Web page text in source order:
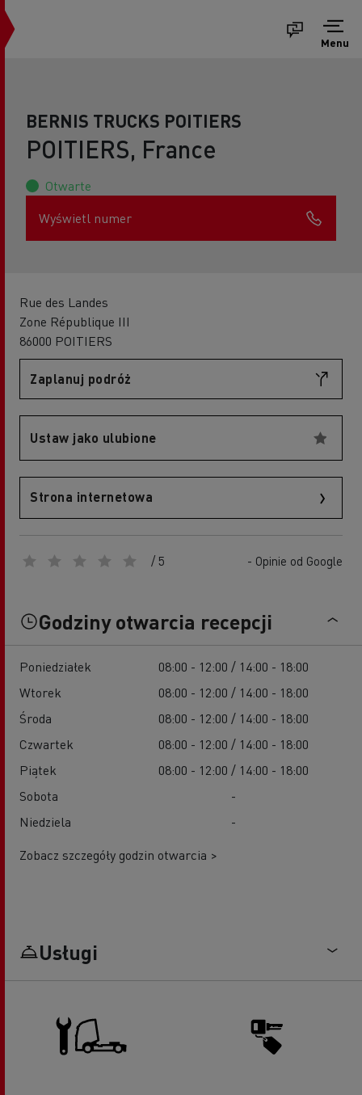
Menu
BERNIS TRUCKS POITIERS
POITIERS, France
Otwarte
Wyświetl numer
Rue des Landes
Zone République III
86000 POITIERS
Zaplanuj podróż
Ustaw jako ulubione
Strona internetowa
/ 5 - Opinie od Google
Godziny otwarcia recepcji
Poniedziałek
08:00 - 12:00 / 14:00 - 18:00
Wtorek
08:00 - 12:00 / 14:00 - 18:00
Środa
08:00 - 12:00 / 14:00 - 18:00
Czwartek
08:00 - 12:00 / 14:00 - 18:00
Piątek
08:00 - 12:00 / 14:00 - 18:00
Sobota
-
Niedziela
-
Zobacz szczegóły godzin otwarcia >
Usługi